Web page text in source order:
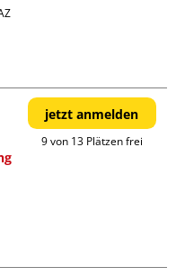
jetzt anmelden
9 von 13 Plätzen frei